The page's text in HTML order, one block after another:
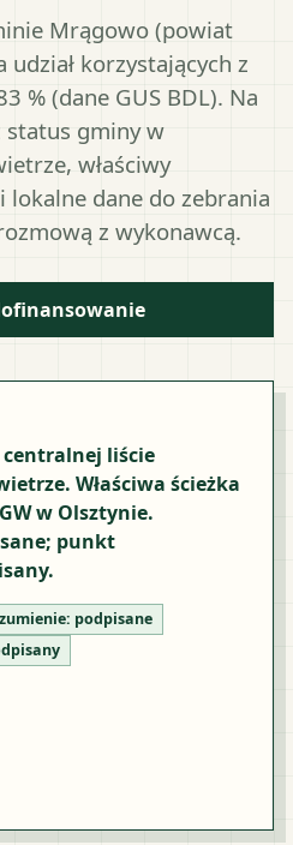
Mrągowo (powiat
korzystających z
% (dane GUS BDL). Na
gminy w
właściwy
lokalne dane do zebrania
z wykonawcą.
liście
Właściwa ścieżka
w Olsztynie.
punkt
podpisane